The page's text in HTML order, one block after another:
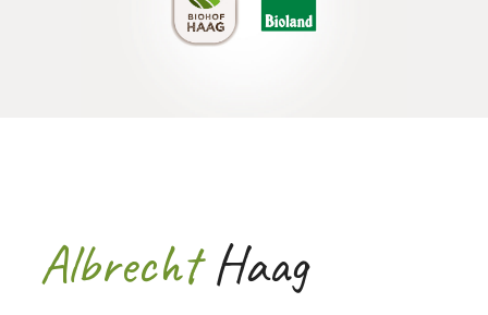
AlbrechtHaag